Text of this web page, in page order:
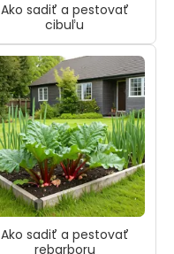
Ako sadiť a pestovať
cibuľu
Ako sadiť a pestovať
rebarboru